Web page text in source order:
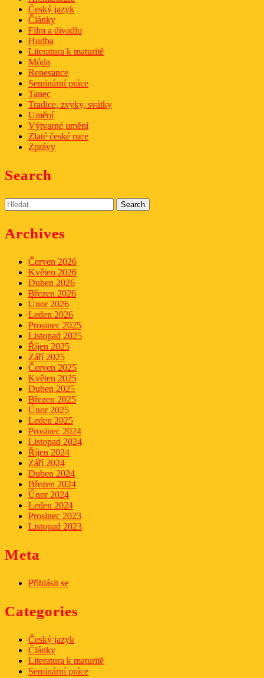
Český jazyk
Články
Film a divadlo
Hudba
Literatura k maturitě
Móda
Renesance
Seminární práce
Tanec
Tradice, zvyky, svátky
Umění
Výtvarné umění
Zlaté české ruce
Zprávy
Search
Search
for:
Archives
Červen 2026
Květen 2026
Duben 2026
Březen 2026
Únor 2026
Leden 2026
Prosinec 2025
Listopad 2025
Říjen 2025
Září 2025
Červen 2025
Květen 2025
Duben 2025
Březen 2025
Únor 2025
Leden 2025
Prosinec 2024
Listopad 2024
Říjen 2024
Září 2024
Duben 2024
Březen 2024
Únor 2024
Leden 2024
Prosinec 2023
Listopad 2023
Meta
Přihlásit se
Categories
Český jazyk
Články
Literatura k maturitě
Seminární práce